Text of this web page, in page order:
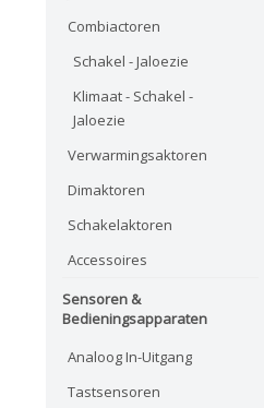
Combiactoren
Schakel - Jaloezie
Klimaat - Schakel -
Jaloezie
Verwarmingsaktoren
Dimaktoren
Schakelaktoren
Accessoires
Sensoren &
Bedieningsapparaten
Analoog In-Uitgang
Tastsensoren